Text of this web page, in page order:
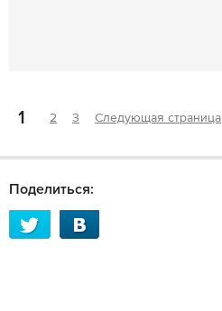
1 2 3 Следующая страница
Поделиться: